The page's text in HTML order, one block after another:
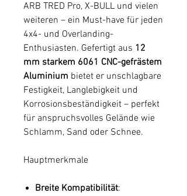
ARB TRED Pro, X-BULL und vielen
weiteren – ein Must-have für jeden
4x4- und Overlanding-
Enthusiasten. Gefertigt aus 12
mm starkem 6061 CNC-gefrästem
Aluminium bietet er unschlagbare
Festigkeit, Langlebigkeit und
Korrosionsbeständigkeit – perfekt
für anspruchsvolles Gelände wie
Schlamm, Sand oder Schnee.
Hauptmerkmale
Breite Kompatibilität: